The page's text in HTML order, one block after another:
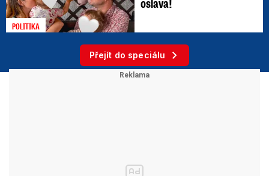
POLITIKA
Přejít do speciálu